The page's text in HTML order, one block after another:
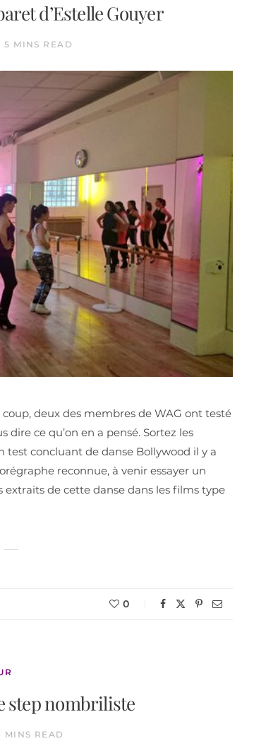
d’Estelle Gouyer
5 MINS READ
deux des membres de WAG ont testé
ce qu’on en a pensé. Sortez les
test concluant de danse Bollywood il y a
reconnue, à venir essayer un
extraits de cette danse dans les films type
0
step nombriliste
MINS READ